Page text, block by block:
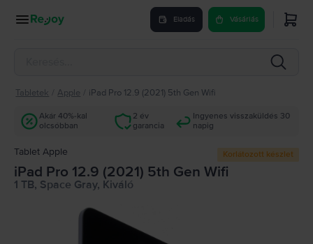
Eladás Vásárlás
Tabletek Apple iPad Pro 12.9 (2021) 5th Gen Wifi
Akár 40%-kal
olcsóbban
2 év
garancia
Ingyenes visszaküldés 30
napig
Tablet Apple Korlátozott készlet
iPad Pro 12.9 (2021) 5th Gen Wifi
1 TB, Space Gray, Kiváló